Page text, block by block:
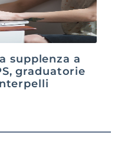
supplenza a
graduatorie